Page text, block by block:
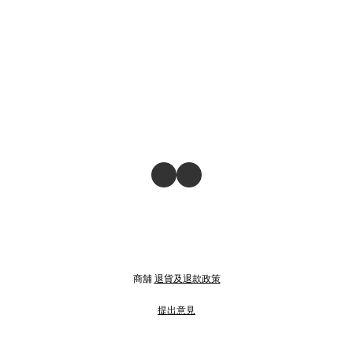
商舖 退貨及退款政策
提出意見